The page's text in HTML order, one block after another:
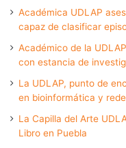
Académica UDLAP
capaz de clasificar
Académico de la
con estancia de
La UDLAP, punto de
en bioinformática y
La Capilla del Arte
Libro en Puebla